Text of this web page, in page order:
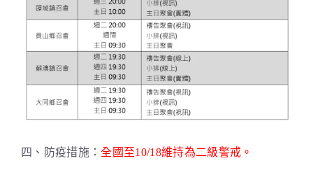
四、防疫措施：全國至10/18維持為二級警戒。